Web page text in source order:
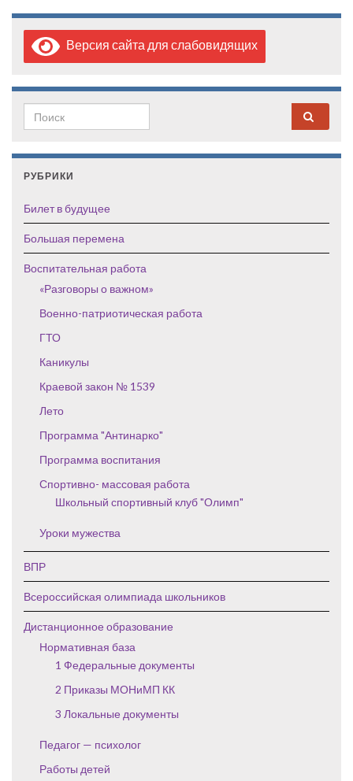
Версия сайта для слабовидящих
Search for:
РУБРИКИ
Билет в будущее
Большая перемена
Воспитательная работа
«Разговоры о важном»
Военно-патриотическая работа
ГТО
Каникулы
Краевой закон № 1539
Лето
Программа "Антинарко"
Программа воспитания
Спортивно- массовая работа
Школьный спортивный клуб "Олимп"
Уроки мужества
ВПР
Всероссийская олимпиада школьников
Дистанционное образование
Нормативная база
1 Федеральные документы
2 Приказы МОНиМП КК
3 Локальные документы
Педагог — психолог
Работы детей